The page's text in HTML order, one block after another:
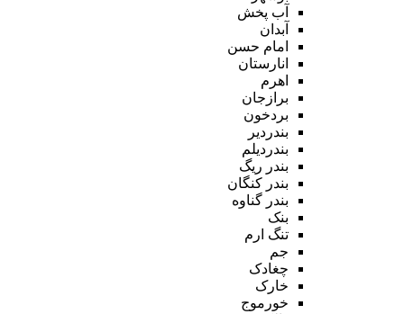
آب پخش
آبدان
امام حسن
انارستان
اهرم
برازجان
بردخون
بندردیر
بندردیلم
بندر ریگ
بندر کنگان
بندر گناوه
بنک
تنگ ارم
جم
چغادک
خارک
خورموج